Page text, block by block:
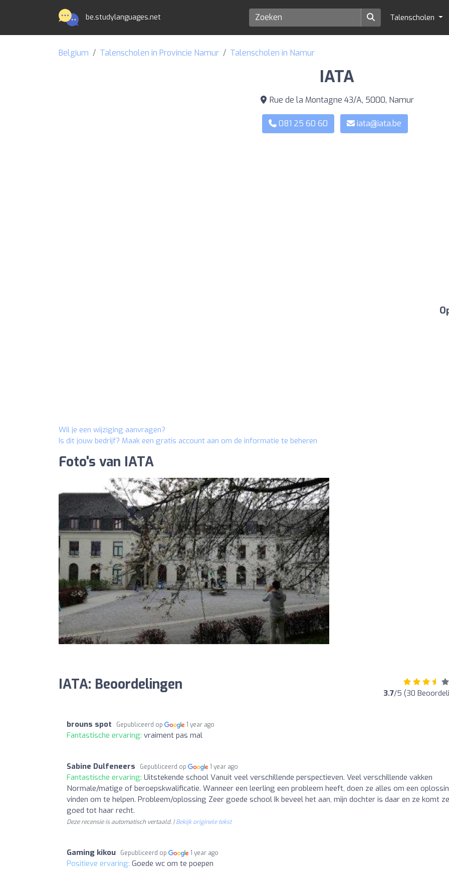
be.studylanguages.net Talenscholen
Belgium Talenscholen in Provincie Namur Talenscholen in Namur
IATA
Rue de la Montagne 43/A, 5000, Namur
081 25 60 60 iata@iata.be
Wil je een wijziging aanvragen?
Is dit jouw bedrijf? Maak een gratis account aan om de informatie te beheren
Foto's van IATA
IATA: Beoordelingen 3.7/5 (30
brouns spot Gepubliceerd op 1 year ago
Fantastische ervaring: vraiment pas mal
Sabine Dulfeneers Gepubliceerd op 1 year ago
Fantastische ervaring: Uitstekende school Vanuit veel verschillende perspectieven. Veel verschillende vakken
Normale/matige of beroepskwalificatie. Wanneer een leerling een probleem heeft, doen ze alles om een
vinden om te helpen. Probleem/oplossing Zeer goede school Ik beveel het aan, mijn dochter is daar en ze komt
goed tot haar recht.
Deze recensie is automatisch vertaald. |Bekijk originele tekst
Gaming kikou Gepubliceerd op 1 year ago
Positieve ervaring: Goede wc om te poepen